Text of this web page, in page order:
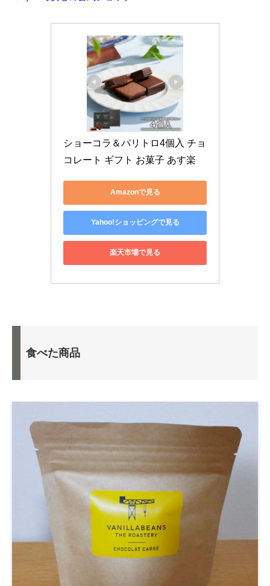
ショーコラ＆パリトロ4個入 チョ
コレート ギフト お菓子 あす楽
Amazonで見る
Yahoo!ショッピングで見る
楽天市場で見る
食べた商品